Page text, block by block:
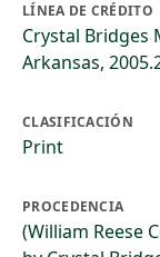
LÍNEA DE CRÉDITO
Crystal Bridges
Arkansas,
CLASIFICACIÓN
Print
PROCEDENCIA
(William Reese